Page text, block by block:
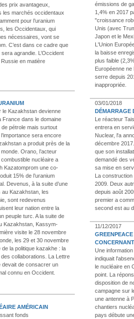
prix avantageux,
les marchés occidentaux
pour l’uranium
les Occidentaux, qui
nécessaires, vont se
C’est dans ce cadre que
agrandie. L’Occident
en matière
le Kazakhstan devienne
France dans le domaine
pétrole mais surtout
sera encore
a produit près de la
Orano, l’acteur
nucléaire a
Kazatomprom une co-
15% de l’uranium
Devenus, à la suite d’une
au Kazakhstan, les
sont redevenus
leur nation entre la
peuple turc. A la suite de
Kazakhstan, Kassym-
visite le 28 novembre
les 29 et 30 novembre
la politique kazakhe : la
collaborations. La Lettre
devait de consacrer un
connu en Occident.
AMÉRICAIN
fonds
émissions de
1,4% en 2017
"croissance
Unis (avec
Japon et le
L'Union
la baisse
plus faible
Européenne
serre depuis
inappropriée.
03/01/2018
DÉMARRAGE
Le réacteur
entrera en
Nuclear, l'a
décembre
que son
demandé des
sa mise en
La
2009. Deux
depuis août
premier a
second est au
11/12/2017
Une
indiquait
le nucléaire en
point. La
disposition de
campagne sur
une antenne à
chantiers
pays débute